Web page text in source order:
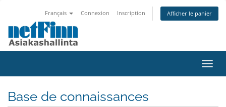
Français Connexion Inscription Afficher le panier
la
Base de connaissances